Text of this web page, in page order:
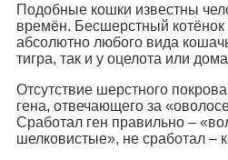
Подобные кошки известны
времён. Бесшерстный котёнок
абсолютно любого вида
тигра, так и у оцелота или
Отсутствие шерстного
гена, отвечающего за
Сработал ген правильно –
шелковистые», не сработал –